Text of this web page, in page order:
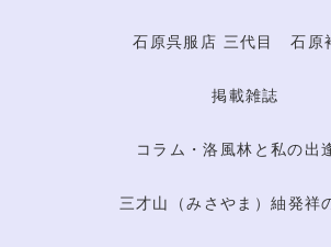
石原呉服店 三代目 石原
掲載雑誌
コラム・洛風林と私の出
三才山（みさやま）紬発祥